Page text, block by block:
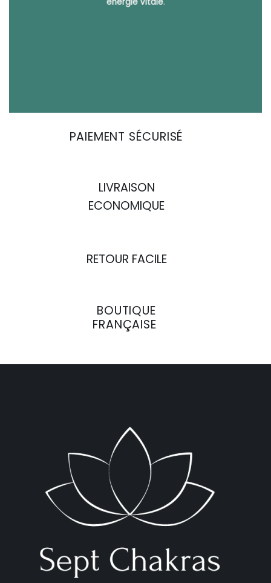
PAIEMENT SÉCURISÉ
LIVRAISON
ECONOMIQUE
RETOUR FACILE
BOUTIQUE
FRANÇAISE